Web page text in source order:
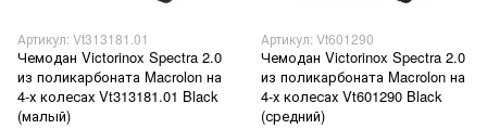
Артикул: Vt313181.01
Чемодан Victorinox Spectra 2.0
из поликарбоната Macrolon на
4-х колесах Vt313181.01 Black
(малый)
Артикул: Vt601290
Чемодан Victorinox Spectra 2.0
из поликарбоната Macrolon на
4-х колесах Vt601290 Black
(средний)